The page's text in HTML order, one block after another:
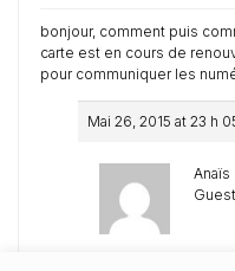
bonjour, comment puis
carte est en cours de
pour communiquer les
Mai 26, 2015 at 23 h
Anaïs
Guest